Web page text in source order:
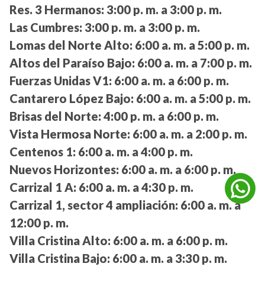
Res. 3 Hermanos: 3:00 p. m. a 3:00 p. m.
Las Cumbres: 3:00 p. m. a 3:00 p. m.
Lomas del Norte Alto: 6:00 a. m. a 5:00 p. m.
Altos del Paraíso Bajo: 6:00 a. m. a 7:00 p. m.
Fuerzas Unidas V1: 6:00 a. m. a 6:00 p. m.
Cantarero López Bajo: 6:00 a. m. a 5:00 p. m.
Brisas del Norte: 4:00 p. m. a 6:00 p. m.
Vista Hermosa Norte: 6:00 a. m. a 2:00 p. m.
Centenos 1: 6:00 a. m. a 4:00 p. m.
Nuevos Horizontes: 6:00 a. m. a 6:00 p. m.
Carrizal 1 A: 6:00 a. m. a 4:30 p. m.
Carrizal 1, sector 4 ampliación: 6:00 a. m. a
12:00 p. m.
Villa Cristina Alto: 6:00 a. m. a 6:00 p. m.
Villa Cristina Bajo: 6:00 a. m. a 3:30 p. m.